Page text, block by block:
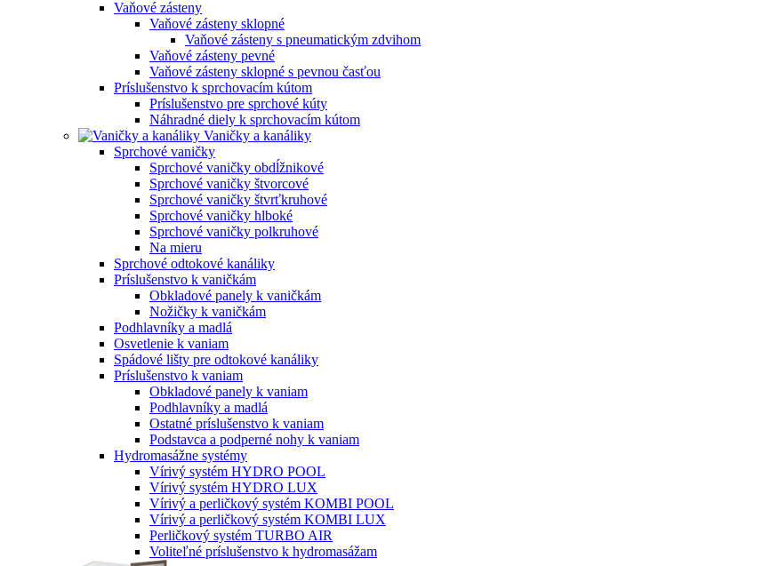
Vaňové zásteny
Vaňové zásteny sklopné
Vaňové zásteny s pneumatickým zdvihom
Vaňové zásteny pevné
Vaňové zásteny sklopné s pevnou časťou
Príslušenstvo k sprchovacím kútom
Príslušenstvo pre sprchové kúty
Náhradné diely k sprchovacím kútom
Vaničky a kanáliky
Sprchové vaničky
Sprchové vaničky obdĺžnikové
Sprchové vaničky štvorcové
Sprchové vaničky štvrťkruhové
Sprchové vaničky hlboké
Sprchové vaničky polkruhové
Na mieru
Sprchové odtokové kanáliky
Príslušenstvo k vaničkám
Obkladové panely k vaničkám
Nožičky k vaničkám
Podhlavníky a madlá
Osvetlenie k vaniam
Spádové lišty pre odtokové kanáliky
Príslušenstvo k vaniam
Obkladové panely k vaniam
Podhlavníky a madlá
Ostatné príslušenstvo k vaniam
Podstavca a podperné nohy k vaniam
Hydromasážne systémy
Vírivý systém HYDRO POOL
Vírivý systém HYDRO LUX
Vírivý a perličkový systém KOMBI POOL
Vírivý a perličkový systém KOMBI LUX
Perličkový systém TURBO AIR
Voliteľné príslušenstvo k hydromasážam